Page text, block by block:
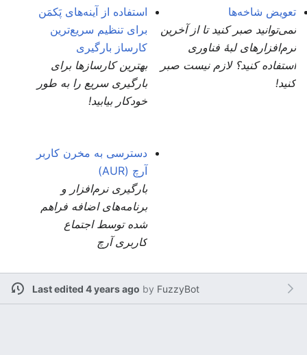
تعویض شاخه‌ها
نمی‌توانید صبر کنید تا از آخرین
نرم‌افزارهای لبهٔ فناوری
استفاده کنید؟ لازم نیست صبر
کنید!
استفاده از آینه‌های پَکمَن
برای تنظیم سریع‌ترین
کارساز بارگیری
بهترین کارسازها برای
بارگیری سریع را به طور
خودکار بیابید!
دسترسی به مخرن کاربر
آرچ (AUR)
بارگیری نرم‌افزار و
برنامه‌های اضافه فراهم
شده توسط اجتماع
کاربری آرچ
Last edited 4 years ago by FuzzyBot